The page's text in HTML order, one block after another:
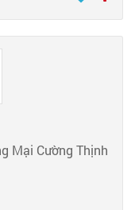
Mại Cường Thịnh